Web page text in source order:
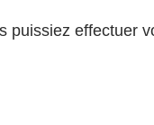
puissiez